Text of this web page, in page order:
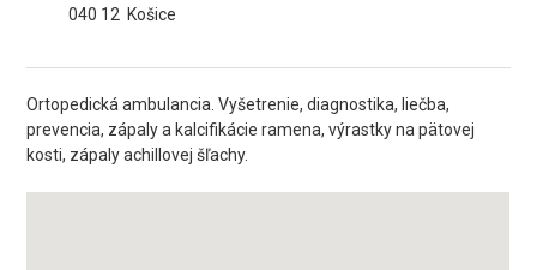
040 12 Košice
Ortopedická ambulancia. Vyšetrenie, diagnostika, liečba,
prevencia, zápaly a kalcifikácie ramena, výrastky na pätovej
kosti, zápaly achillovej šľachy.